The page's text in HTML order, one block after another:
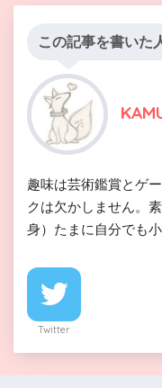
この記事を書いた
趣味は芸術鑑賞とゲ
クは欠かしません。
身）たまに自分でも小
Twitter